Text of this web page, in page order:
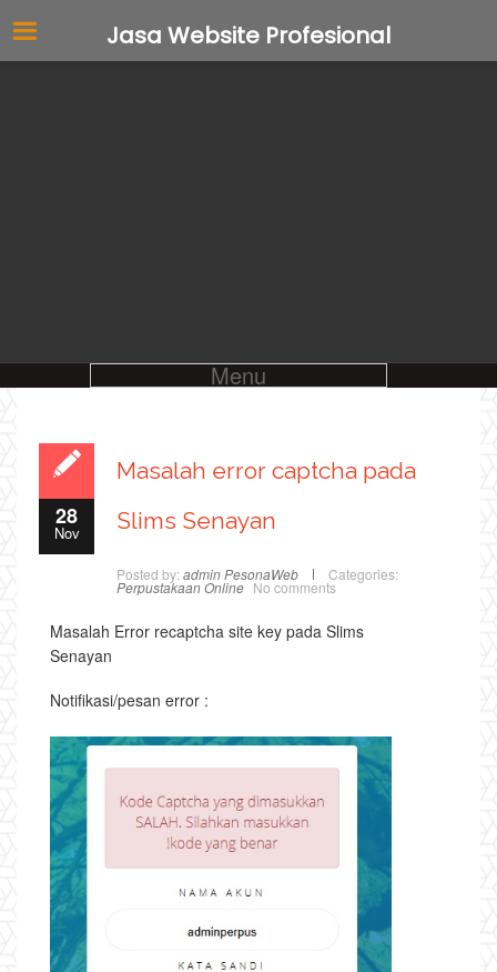
Menu
28
Nov
Masalah error captcha pada
Slims Senayan
Posted by: admin PesonaWeb Categories:
Perpustakaan Online No comments
Masalah Error recaptcha site key pada Slims
Senayan
Notifikasi/pesan error :
Jasa Website Profesional